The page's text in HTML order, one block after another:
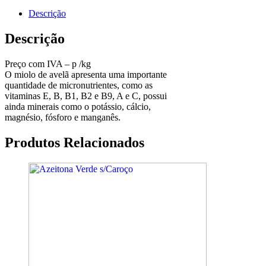
Descrição
Descrição
Preço com IVA – p /kg
O miolo de avelã apresenta uma importante
quantidade de micronutrientes, como as
vitaminas E, B, B1, B2 e B9, A e C, possui
ainda minerais como o potássio, cálcio,
magnésio, fósforo e manganês.
Produtos Relacionados